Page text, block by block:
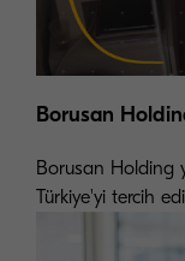
Borusan
Borusan Holding
Türkiye'yi tercih